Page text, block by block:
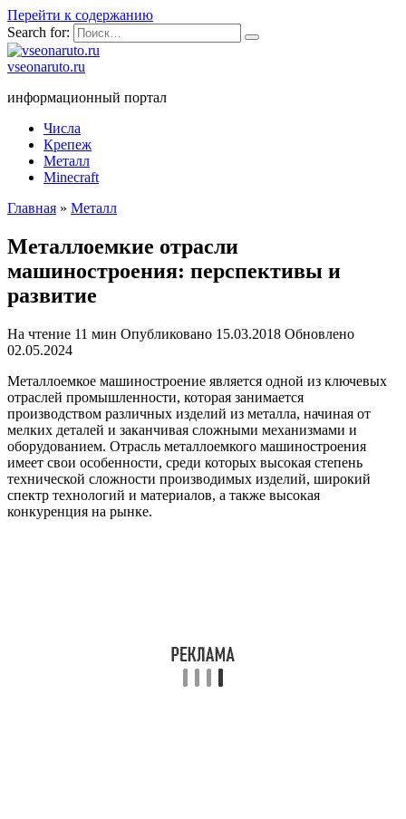
Перейти к содержанию
Search for:
vseonaruto.ru
информационный портал
Числа
Крепеж
Металл
Minecraft
Главная » Металл
Металлоемкие отрасли
машиностроения: перспективы и
развитие
На чтение 11 мин Опубликовано 15.03.2018 Обновлено
02.05.2024
Металлоемкое машиностроение является одной из ключевых
отраслей промышленности, которая занимается
производством различных изделий из металла, начиная от
мелких деталей и заканчивая сложными механизмами и
оборудованием. Отрасль металлоемкого машиностроения
имеет свои особенности, среди которых высокая степень
технической сложности производимых изделий, широкий
спектр технологий и материалов, а также высокая
конкуренция на рынке.